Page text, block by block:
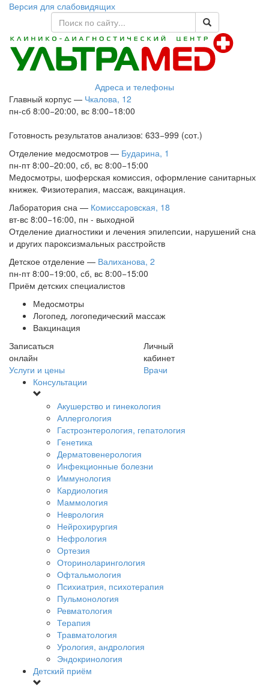
Версия для слабовидящих
Адреса и телефоны
Главный корпус — Чкалова, 12
пн-сб 8:00−20:00, вс 8:00−18:00
Готовность результатов анализов: 633−999 (сот.)
Отделение медосмотров — Бударина, 1
пн-пт 8:00−20:00, сб, вс 8:00−15:00
Медосмотры, шоферская комиссия, оформление санитарных
книжек. Физиотерапия, массаж, вакцинация.
Лаборатория сна — Комиссаровская, 18
вт-вс 8:00−16:00, пн - выходной
Отделение диагностики и лечения эпилепсии, нарушений сна
и других пароксизмальных расстройств
Детское отделение — Валиханова, 2
пн-пт 8:00−19:00, сб, вс 8:00−15:00
Приём детских специалистов
Медосмотры
Логопед, логопедический массаж
Вакцинация
Записаться
онлайн
Личный
кабинет
Услуги и цены
Врачи
Консультации
Акушерство и гинекология
Аллергология
Гастроэнтерология, гепатология
Генетика
Дерматовенерология
Инфекционные болезни
Иммунология
Кардиология
Маммология
Неврология
Нейрохирургия
Нефрология
Ортезия
Оториноларингология
Офтальмология
Психиатрия, психотерапия
Пульмонология
Ревматология
Терапия
Травматология
Урология, андрология
Эндокринология
Детский приём